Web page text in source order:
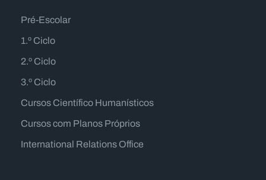
Pré-Escolar
1.º Ciclo
2.º Ciclo
3.º Ciclo
Cursos Científico Humanísticos
Cursos com Planos Próprios
International Relations Office